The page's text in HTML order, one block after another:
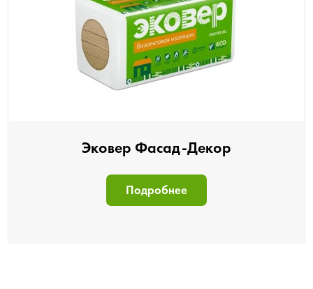
Эковер Фасад-Декор
Подробнее